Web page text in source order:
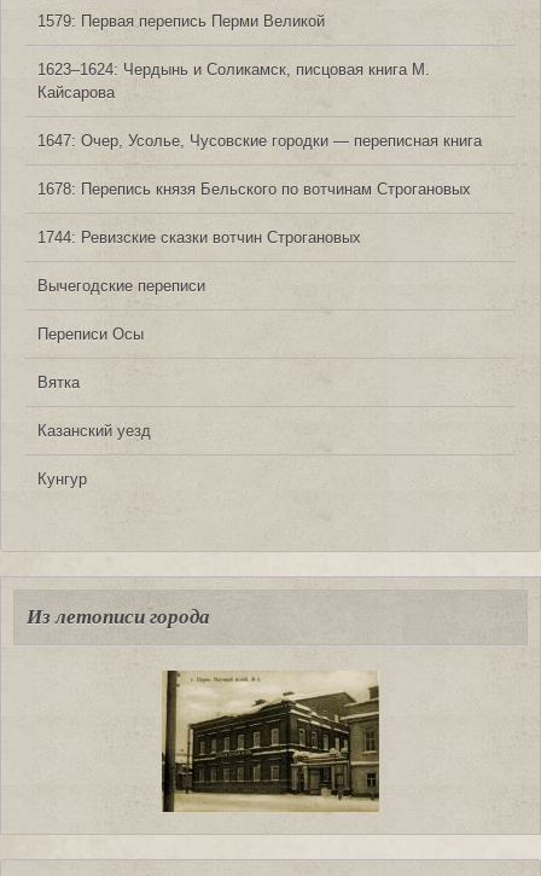
1579: Первая перепись Перми Великой
1623‒1624: Чердынь и Соликамск, писцовая книга М.
Кайсарова
1647: Очер, Усолье, Чусовские городки — переписная книга
1678: Перепись князя Бельского по вотчинам Строгановых
1744: Ревизские сказки вотчин Строгановых
Вычегодские переписи
Переписи Осы
Вятка
Казанский уезд
Кунгур
Из летописи города